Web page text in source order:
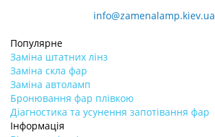
info@zamenalamp.kiev.ua
Популярне
Заміна штатних лінз
Заміна скла фар
Заміна автоламп
Бронювання фар плівкою
Діагностика та усунення запотівання фар
Інформація